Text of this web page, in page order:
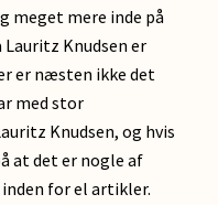
meget mere inde på
Knudsen er
er næsten ikke det
med stor
Knudsen, og hvis
at det er nogle af
for el artikler.